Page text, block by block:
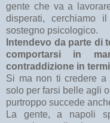
gente che va a
disperati, cerchiamo
sostegno psicologico.
Intendevo da parte di
comportarsi in
contraddizione in
Si ma non ti credere a
solo per farsi belle agli
purtroppo succede
La gente, a napoli